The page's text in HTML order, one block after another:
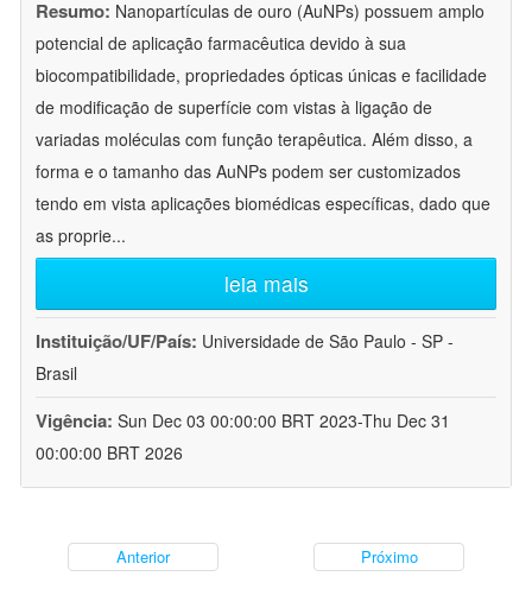
Resumo: Nanopartículas de ouro (AuNPs) possuem amplo
potencial de aplicação farmacêutica devido à sua
biocompatibilidade, propriedades ópticas únicas e facilidade
de modificação de superfície com vistas à ligação de
variadas moléculas com função terapêutica. Além disso, a
forma e o tamanho das AuNPs podem ser customizados
tendo em vista aplicações biomédicas específicas, dado que
as proprie...
leia mais
Instituição/UF/País: Universidade de São Paulo - SP -
Brasil
Vigência: Sun Dec 03 00:00:00 BRT 2023-Thu Dec 31
00:00:00 BRT 2026
Anterior Próximo